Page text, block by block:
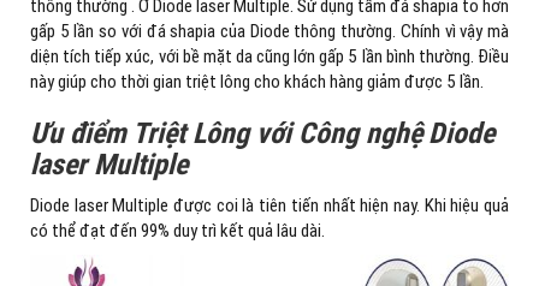
thông thường . Ở Diode laser Multiple. Sử dụng tấm đá shapia to hơn
gấp 5 lần so với đá shapia của Diode thông thường. Chính vì vậy mà
diện tích tiếp xúc, với bề mặt da cũng lớn gấp 5 lần bình thường. Điều
này giúp cho thời gian triệt lông cho khách hàng giảm được 5 lần.
Ưu điểm Triệt Lông với Công nghệ Diode
laser Multiple
Diode laser Multiple được coi là tiên tiến nhất hiện nay. Khi hiệu quả
có thể đạt đến 99% duy trì kết quả lâu dài.